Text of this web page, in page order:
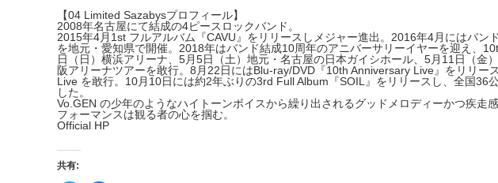
【04 Limited Sazabysプロフィール】
2008年名古屋にて結成の4ピースロックバンド。
2015年4月1st フルアルバム『CAVU』をリリースしメジャー進出。2016年4月にはバン
を地元・愛知県で開催。2018年はバンド結成10周年のアニバーサリーイヤーを迎え、
日（日）横浜アリーナ、5月5日（土）地元・名古屋の日本ガイシホール、5月11日（金
阪アリーナツアーを敢行。8月22日にはBlu-ray/DVD『10th Anniversary Live』をリリー
Live を敢行。10月10日には約2年ぶりの3rd Full Album『SOIL』をリリースし、全国36
した。
Vo.GEN の少年のようなハイトーンボイスから繰り出されるグッドメロディ ーかつ疾走
フォーマンスは観る者の心を掴む。
Official HP
共有: